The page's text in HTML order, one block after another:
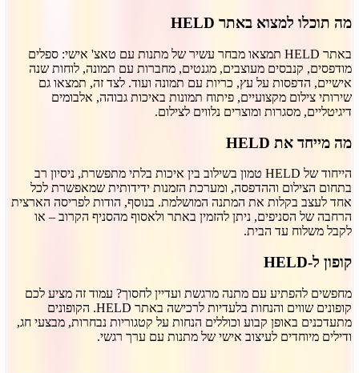
מה תוכלו למצוא באתר HELD
באתר HELD תמצאו מבחר עשיר של מתנות עם טאצ' אישי: ספלים
מודפסים, קנבסים מעוצבים, מגנטים, מחברות עם תמונה, לוחות שנה
אישיים, הדפסות על עץ, כריות עם תמונה ועוד. לצד זה, תמצאו גם
שירותי צילום מקצועיים, פיתוח תמונות באיכות גבוהה, אלבומים
דיגיטליים, מסגרות ומוצרים נלווים לצילום.
מה מייחד את HELD
הייחוד של HELD טמון בשילוב בין איכות בלתי מתפשרת, ניסיון רב
בתחום הצילום וההדפסה, ומערכת הזמנות ידידותית שמאפשרת לכל
אחד לעצב בקלות את המתנה המושלמת. בנוסף, הודות לפריסה הארצית
הרחבה של הסניפים, ניתן להזמין באתר ולאסוף מהסניף הקרוב – או
לקבל משלוח עד הבית.
קופון ל-HELD
מחפשים להפתיע עם מתנה מרגשת ועדיין לחסוך? עמוד זה מציע לכם
קופונים שווים והנחות בלעדיות לרכישה באתר HELD. הקופונים
מתעדכנים באופן קבוע וכוללים הנחות על קטגוריות נבחרות, מבצעי חג,
ודילים מיוחדים לעיצוב אישי של מתנות עם ערך רגשי.